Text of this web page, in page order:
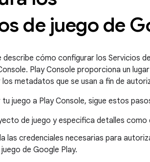
de juego de
describe cómo configurar los Servicios
Play Console proporciona un
metadatos que se usan a fin de
juego a Play Console, sigue estos
de juego y especifica detalles como
las credenciales necesarias para
de Google Play.